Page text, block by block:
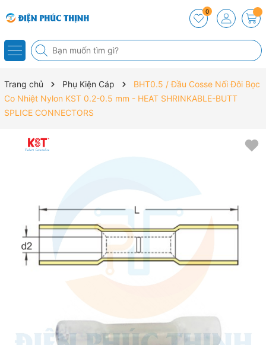
0
Trang chủ Phụ Kiện Cáp
BHT0.5 / Đầu Cosse Nối Đôi Bọc
Co Nhiệt Nylon KST 0.2-0.5 mm - HEAT SHRINKABLE-BUTT
SPLICE CONNECTORS